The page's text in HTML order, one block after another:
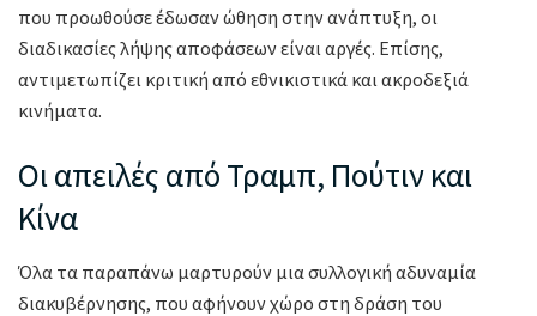
που προωθούσε έδωσαν ώθηση στην ανάπτυξη, οι
διαδικασίες λήψης αποφάσεων είναι αργές. Επίσης,
αντιμετωπίζει κριτική από εθνικιστικά και ακροδεξιά
κινήματα.
Οι απειλές από Τραμπ, Πούτιν και
Κίνα
Όλα τα παραπάνω μαρτυρούν μια συλλογική αδυναμία
διακυβέρνησης, που αφήνουν χώρο στη δράση του